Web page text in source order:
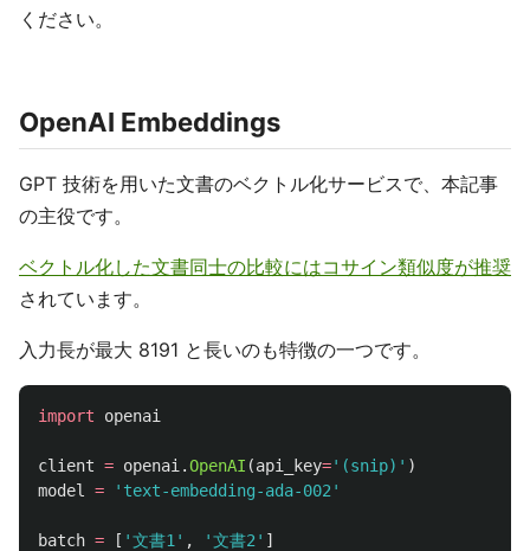
ください。
OpenAI Embeddings
GPT 技術を用いた文書のベクトル化サービスで、本記事
の主役です。
ベクトル化した文書同士の比較にはコサイン類似度が推奨
されています。
入力長が最大 8191 と長いのも特徴の一つです。
import openai
client = openai .OpenAI (api_key=' (snip) ' )
model
= ' text-embedding-ada-002 '
batch = [ '文書1 ' , '文書2 ' ]